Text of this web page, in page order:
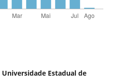
Universidade Estadual de